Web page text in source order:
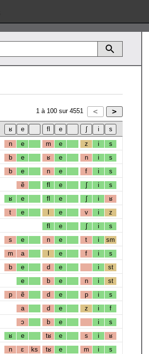
1 à 100 sur 4551
n e m e z i s
b e ʁ e n i s
b e n e f i s
ẽ fl e ʃ i s
ʁ e fl e ʃ i ʁ
t e l e v i z
fl e ʃ i s
s e n e t i sm
m a l e f i s
b e d e i st
e b e n i st
p ẽ d e p i s
a d e z i f
ɔ b e i s
ʁ e tʁ e s i ʁ
n ɛ ks tʁ e m i s